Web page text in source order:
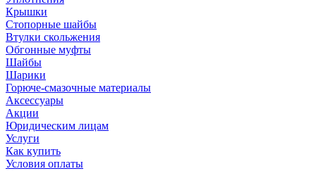
Крышки
Стопорные шайбы
Втулки скольжения
Обгонные муфты
Шайбы
Шарики
Горюче-смазочные материалы
Аксессуары
Акции
Юридическим лицам
Услуги
Как купить
Условия оплаты